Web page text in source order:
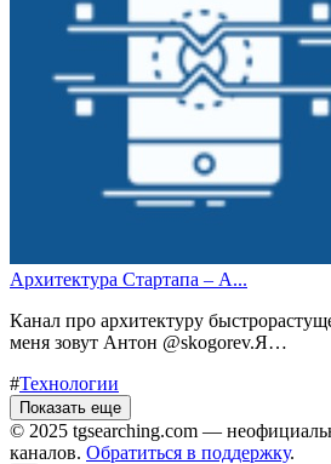
Архитектура Стартапа – A...
Канал про архитектуру
меня зовут Антон @skogorev.Я…
#Технологии
Показать еще
© 2025 tgsearching.com —
каналов. Обратиться в поддержку.